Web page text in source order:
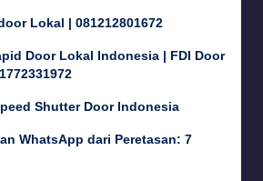
Lokal | 081212801672
Door Lokal Indonesia | FDI Door
Shutter Door Indonesia
WhatsApp dari Peretasan: 7